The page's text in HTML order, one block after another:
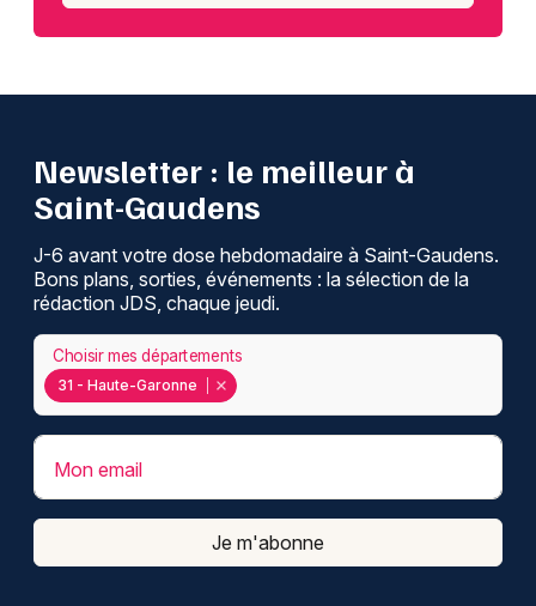
Newsletter : le meilleur à
Saint-Gaudens
J-6 avant votre dose hebdomadaire à Saint-Gaudens.
Bons plans, sorties, événements : la sélection de la
rédaction JDS, chaque jeudi.
31 - Haute-Garonne
Choisir mes départements
Mon email
Je m'abonne